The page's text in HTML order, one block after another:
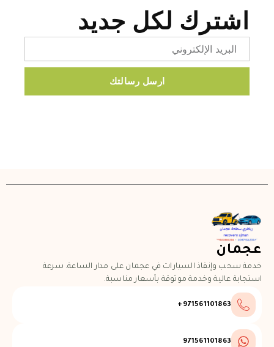
اشترك لكل جديد
ارسل رسالتك
عجمان
خدمة سحب وإنقاذ السيارات في عجمان على مدار الساعة. سرعة
استجابة عالية وخدمة موثوقة بأسعار مناسبة.
971561101863+
971561101863